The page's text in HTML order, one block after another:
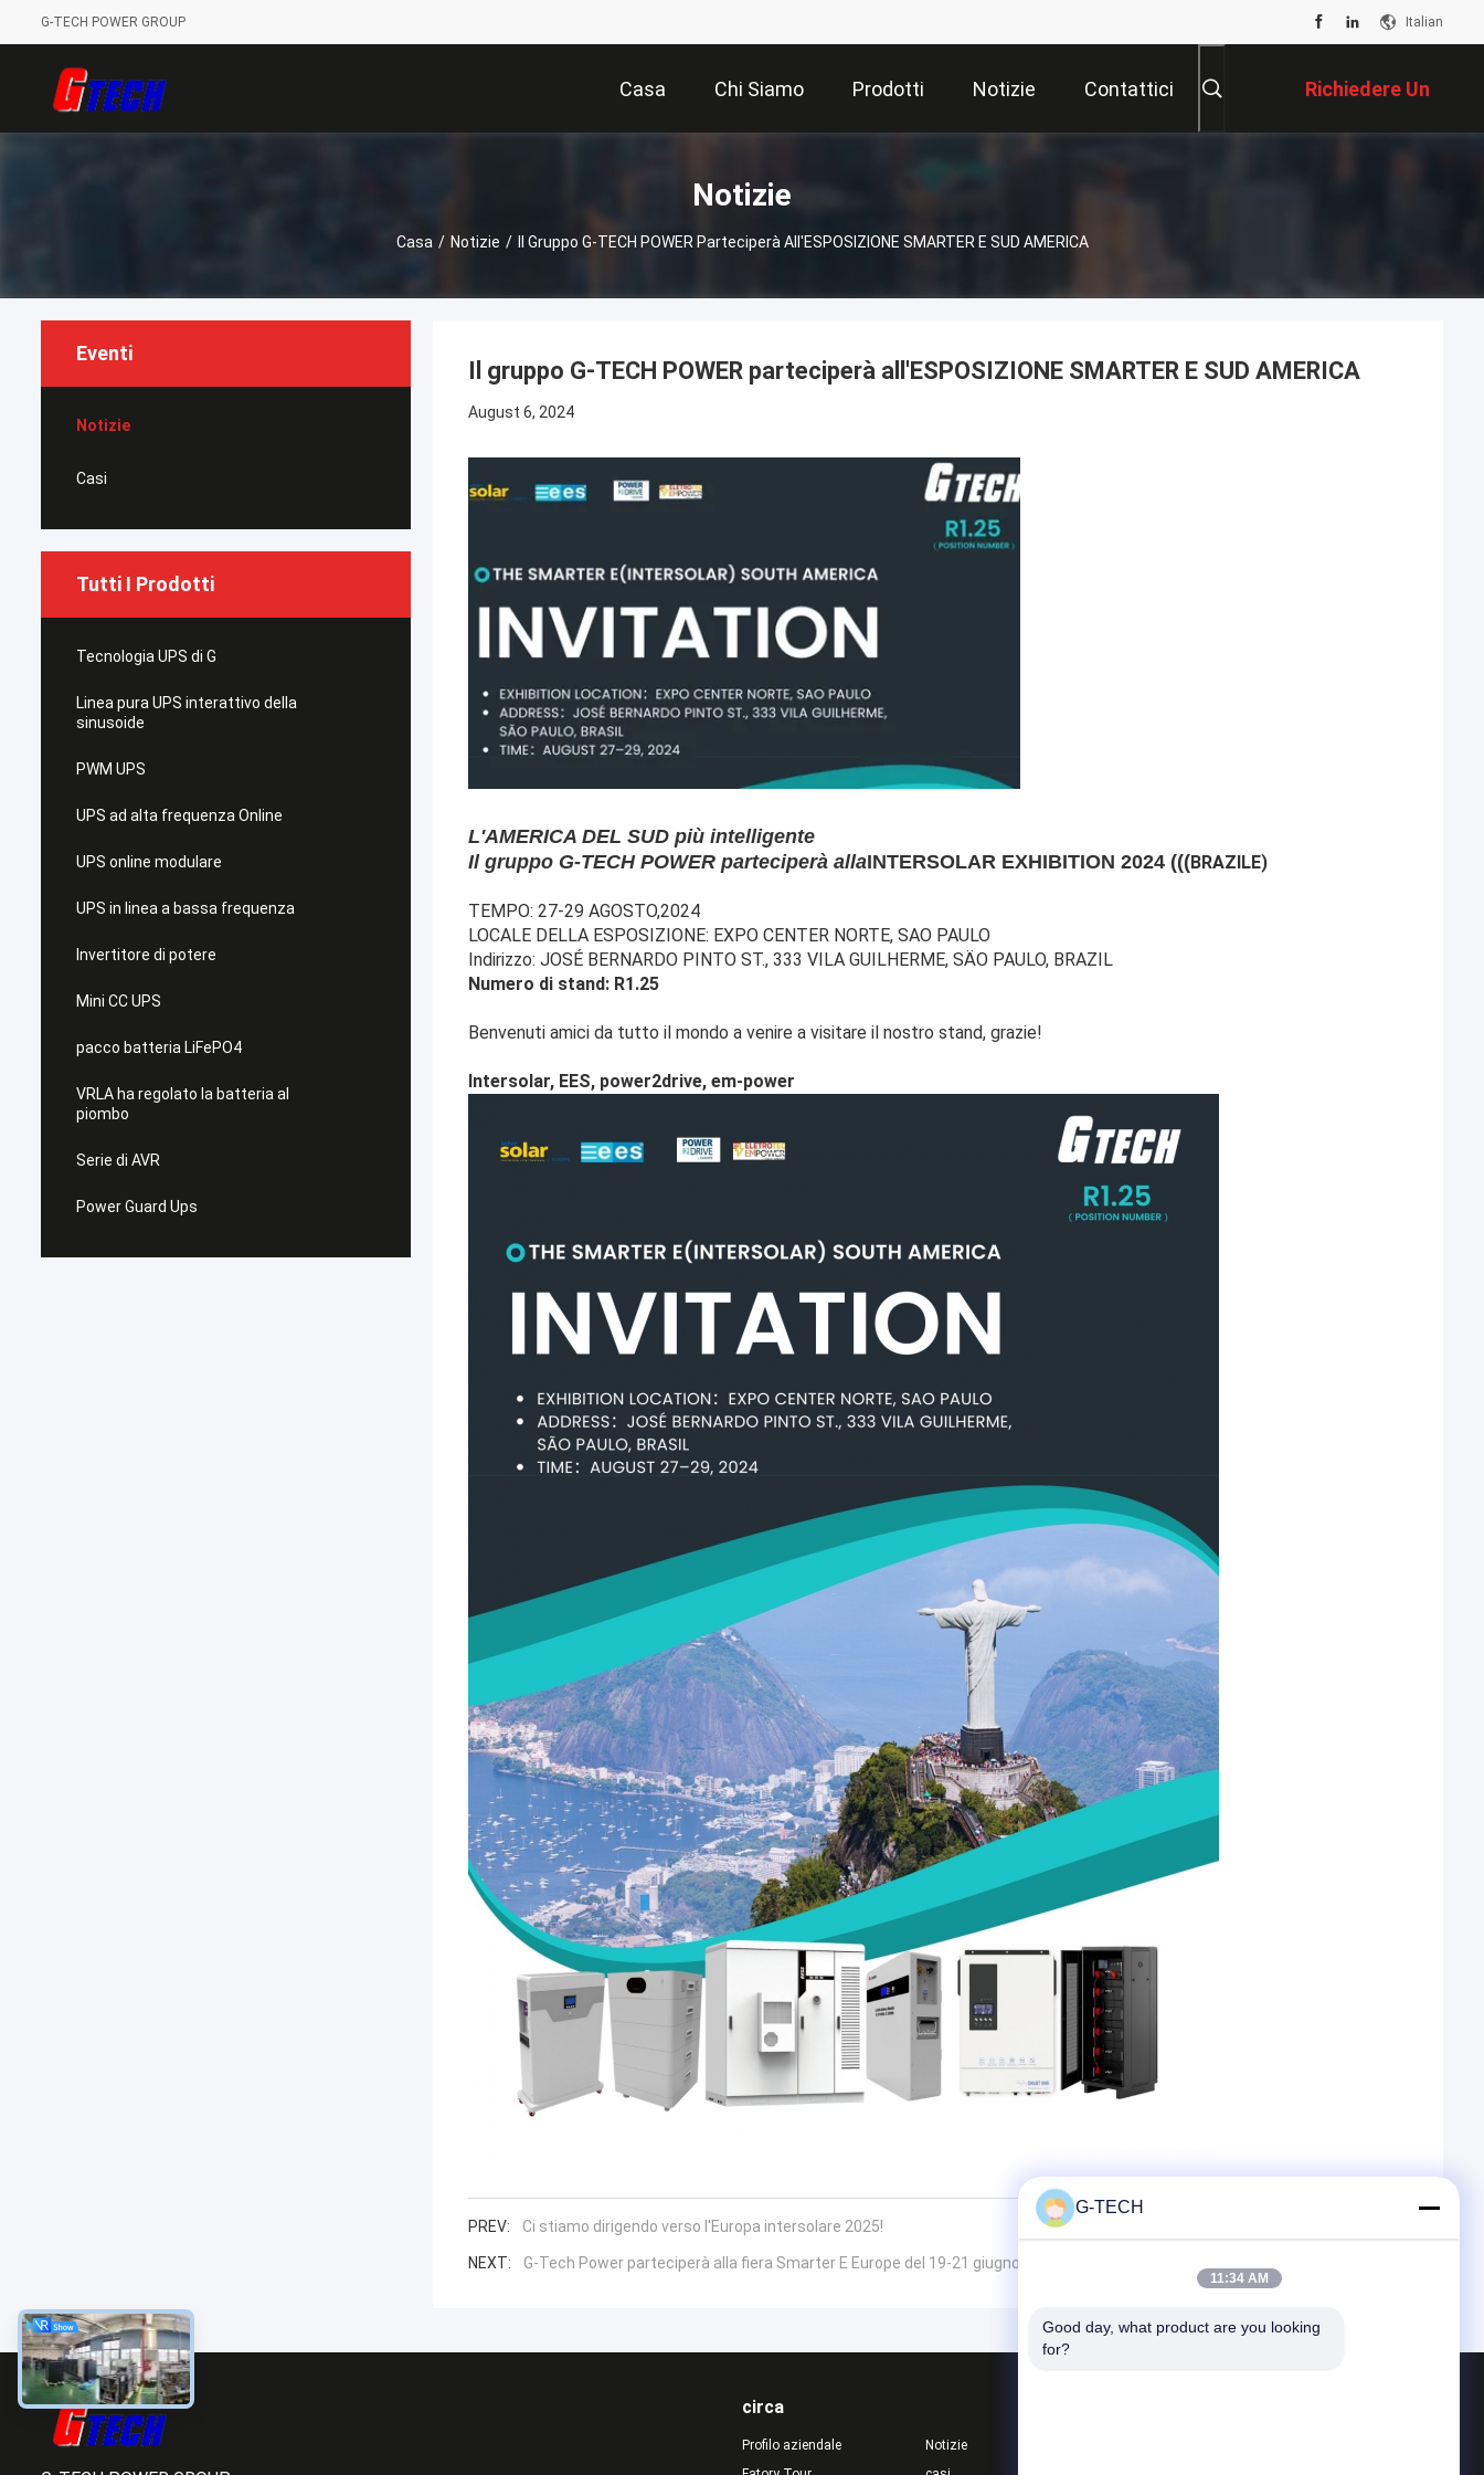
G-TECH POWER GROUP Italian
Casa Chi Siamo Prodotti Notizie Contattici Richiedere Un
Preventivo
Notizie
Casa / Notizie / Il Gruppo G-TECH POWER Parteciperà All'ESPOSIZIONE SMARTER E SUD AMERICA
Eventi
Notizie
Casi
Tutti I Prodotti
Tecnologia UPS di G
Linea pura UPS interattivo della
sinusoide
PWM UPS
UPS ad alta frequenza Online
UPS online modulare
UPS in linea a bassa frequenza
Invertitore di potere
Mini CC UPS
pacco batteria LiFePO4
VRLA ha regolato la batteria al
piombo
Serie di AVR
Power Guard Ups
Il gruppo G-TECH POWER parteciperà all'ESPOSIZIONE SMARTER E SUD AMERICA
August 6, 2024
L'AMERICA DEL SUD più intelligente
Il gruppo G-TECH POWER parteciperà allaINTERSOLAR EXHIBITION 2024 (((BRAZILE)
TEMPO: 27-29 AGOSTO,2024
LOCALE DELLA ESPOSIZIONE: EXPO CENTER NORTE, SAO PAULO
Indirizzo: JOSÉ BERNARDO PINTO ST., 333 VILA GUILHERME, SÄO PAULO, BRAZIL
Numero di stand: R1.25
Benvenuti amici da tutto il mondo a venire a visitare il nostro stand, grazie!
Intersolar, EES, power2drive, em-power
PREV: Ci stiamo dirigendo verso l'Europa intersolare 2025!
NEXT: G-Tech Power parteciperà alla fiera Smarter E Europe del 19-21 giugno 2024
circa
Profilo aziendale
Notizie
G-TECH
11:34 AM
Good day, what product are you looking
for?